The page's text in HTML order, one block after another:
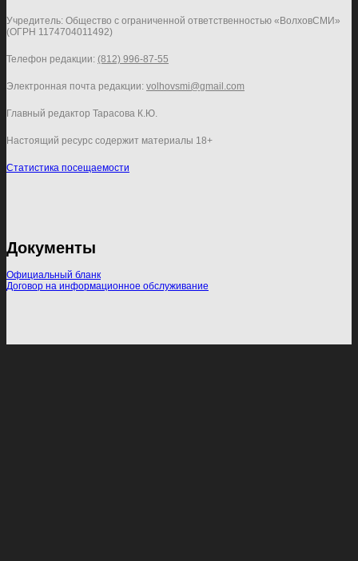
Учредитель: Общество с ограниченной ответственностью «ВолховСМИ»
(ОГРН 1174704011492)
Телефон редакции: (812) 996-87-55
Электронная почта редакции: volhovsmi@gmail.com
Главный редактор Тарасова К.Ю.
Настоящий ресурс содержит материалы 18+
Статистика посещаемости
Документы
Официальный бланк
Договор на информационное обслуживание